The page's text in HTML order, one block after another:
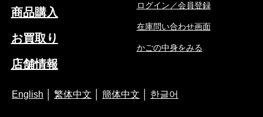
商品購入
お買取り
店舗情報
ログイン／会員登録
在庫問い合わせ画面
かごの中身をみる
English 繁体中文 簡体中文 한글어